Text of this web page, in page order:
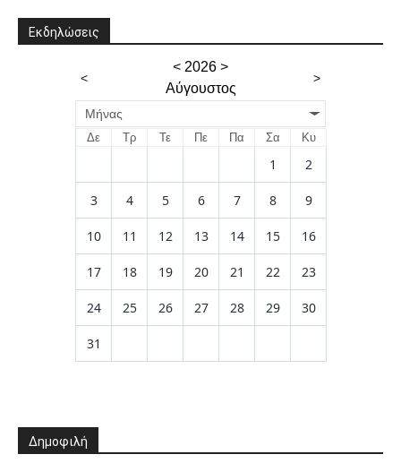
Εκδηλώσεις
<
< 2026 >
Αύγουστος
>
Μήνας
Δε Τρ Τε Πε Πα Σα Κυ
1 2
3 4 5 6 7 8 9
10 11 12 13 14 15 16
17 18 19 20 21 22 23
24 25 26 27 28 29 30
31
Δημοφιλή